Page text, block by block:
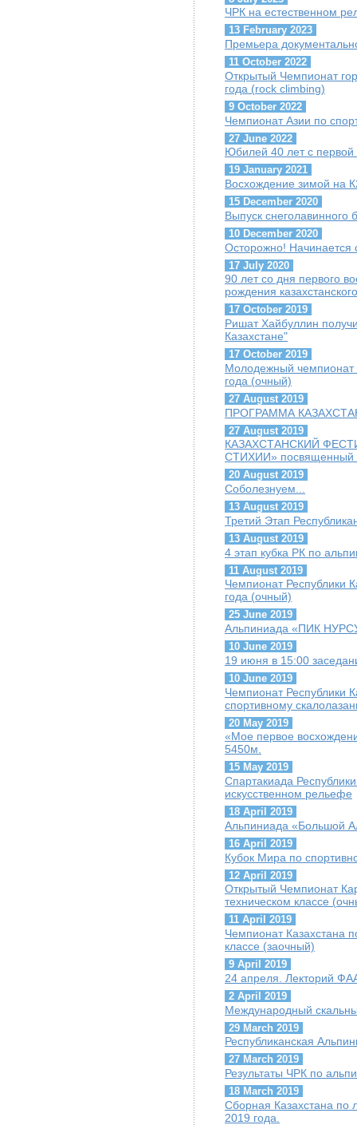
ЧРК на естественном
13 February 2023
Премьера
11 October 2022
Открытый Чемпионат
года (rock climbing)
9 October 2022
Чемпионат Азии по
27 June 2022
Юбилей 40 лет с первой
19 January 2021
Восхождение зимой на
15 December 2020
Выпуск снеголавинного
10 December 2020
Осторожно! Начинается
17 July 2020
90 лет со дня первого
рождения
17 October 2019
Ришат Хайбуллин
Казахстане"
17 October 2019
Молодежный чемпионат
года (очный)
27 August 2019
ПРОГРАММА
27 August 2019
КАЗАХСТАНСКИЙ
СТИХИИ» посвященный
20 August 2019
Соболезнуем...
13 August 2019
Третий Этап
13 August 2019
4 этап кубка РК по
11 August 2019
Чемпионат Республики
года (очный)
25 June 2019
Альпиниада «ПИК
10 June 2019
19 июня в 15:00
10 June 2019
Чемпионат Республики
спортивному
20 May 2019
«Мое первое
5450м.
15 May 2019
Спартакиада
искусственном рельефе
18 April 2019
Альпиниада «Большой
16 April 2019
Кубок Мира по
12 April 2019
Открытый Чемпионат
техническом классе
11 April 2019
Чемпионат Казахстана
классе (заочный)
9 April 2019
24 апреля. Лекторий
2 April 2019
Международный
29 March 2019
Республиканская
27 March 2019
Результаты ЧРК по
18 March 2019
Сборная Казахстана по
2019 года.